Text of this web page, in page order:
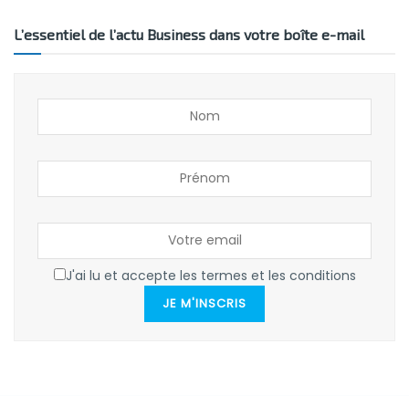
L’essentiel de l’actu Business dans votre boîte e-mail
J'ai lu et accepte les termes et les conditions
JE M'INSCRIS